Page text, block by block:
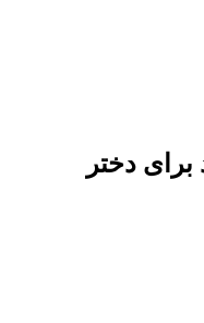
برای دختر